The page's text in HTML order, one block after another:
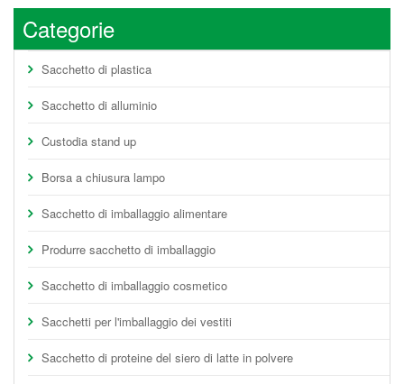
Categorie
Sacchetto di plastica
Sacchetto di alluminio
Custodia stand up
Borsa a chiusura lampo
Sacchetto di imballaggio alimentare
Produrre sacchetto di imballaggio
Sacchetto di imballaggio cosmetico
Sacchetti per l'imballaggio dei vestiti
Sacchetto di proteine del siero di latte in polvere